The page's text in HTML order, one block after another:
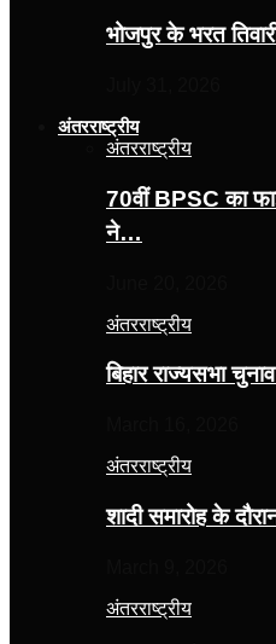
भोजपुर के भरत
अंतरराष्ट्रीय
अंतरराष्ट्रीय
70वीं BPSC का
ने…
अंतरराष्ट्रीय
बिहार राज्यसभा
अंतरराष्ट्रीय
शादी समारोह के
अंतरराष्ट्रीय